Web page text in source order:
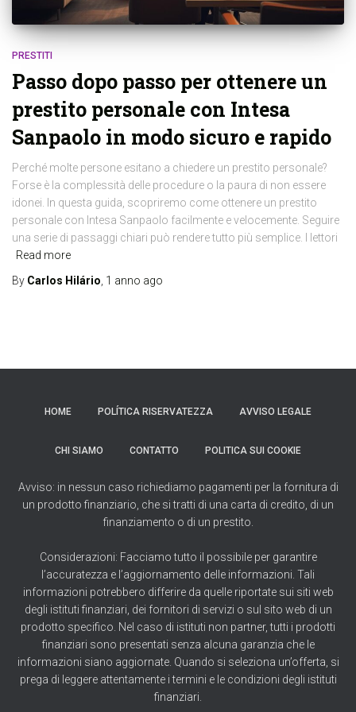
PRESTITI
Passo dopo passo per ottenere un
prestito personale con Intesa
Sanpaolo in modo sicuro e rapido
Perché molte persone esitano a chiedere un prestito personale?
Forse è la complessità delle procedure o la paura di non essere
idonei. In questa guida, scopriremo come ottenere un prestito
personale con Intesa Sanpaolo facilmente e velocemente. Seguire
una serie di passaggi chiari può rendere tutto più semplice. I lettori
Read more
By Carlos Hilário 1 anno ago
HOME POLÍTICA RISERVATEZZA AVVISO LEGALE
CHI SIAMO CONTATTO POLITICA SUI COOKIE
Avviso: in nessun caso richiediamo pagamenti per la fornitura di
un prodotto finanziario, che si tratti di una carta di credito, di un
finanziamento o di un prestito.
Considerazioni: Facciamo tutto il possibile per garantire
l’accuratezza e l’aggiornamento delle informazioni. Tali
informazioni potrebbero differire da quelle riportate sui siti web
degli istituti finanziari, dei fornitori di servizi o sul sito web di un
prodotto specifico. Nel caso di istituti non partner, tutti i prodotti
finanziari sono presentati senza alcuna garanzia che le
informazioni siano aggiornate. Quando si seleziona un’offerta, si
prega di leggere attentamente i termini e le condizioni degli istituti
finanziari.